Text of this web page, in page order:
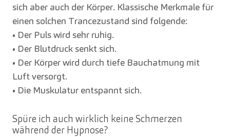
sich aber auch der Körper. Klassische Merkmale für
einen solchen Trancezustand sind folgende:
• Der Puls wird sehr ruhig.
• Der Blutdruck senkt sich.
• Der Körper wird durch tiefe Bauchatmung mit
Luft versorgt.
• Die Muskulatur entspannt sich.
Spüre ich auch wirklich keine Schmerzen
während der Hypnose?